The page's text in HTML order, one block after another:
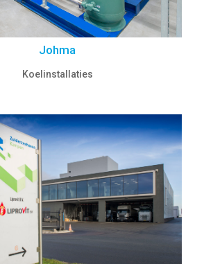
Johma
Koelinstallaties